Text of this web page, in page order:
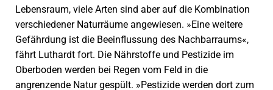
Lebensraum, viele Arten sind aber auf die Kombination
verschiedener Naturräume angewiesen. »Eine weitere
Gefährdung ist die Beeinflussung des Nachbarraums«,
fährt Luthardt fort. Die Nährstoffe und Pestizide im
Oberboden werden bei Regen vom Feld in die
angrenzende Natur gespült. »Pestizide werden dort zum